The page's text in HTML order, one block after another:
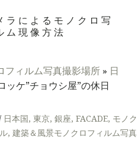
によるモノクロ写
ム現像方法
フィルム写真撮影場所 » 日
ッケ”チョウシ屋”の休日
日本国, 東京, 銀座, FACADE, モノク
, 建築＆風景モノクロフィルム写真